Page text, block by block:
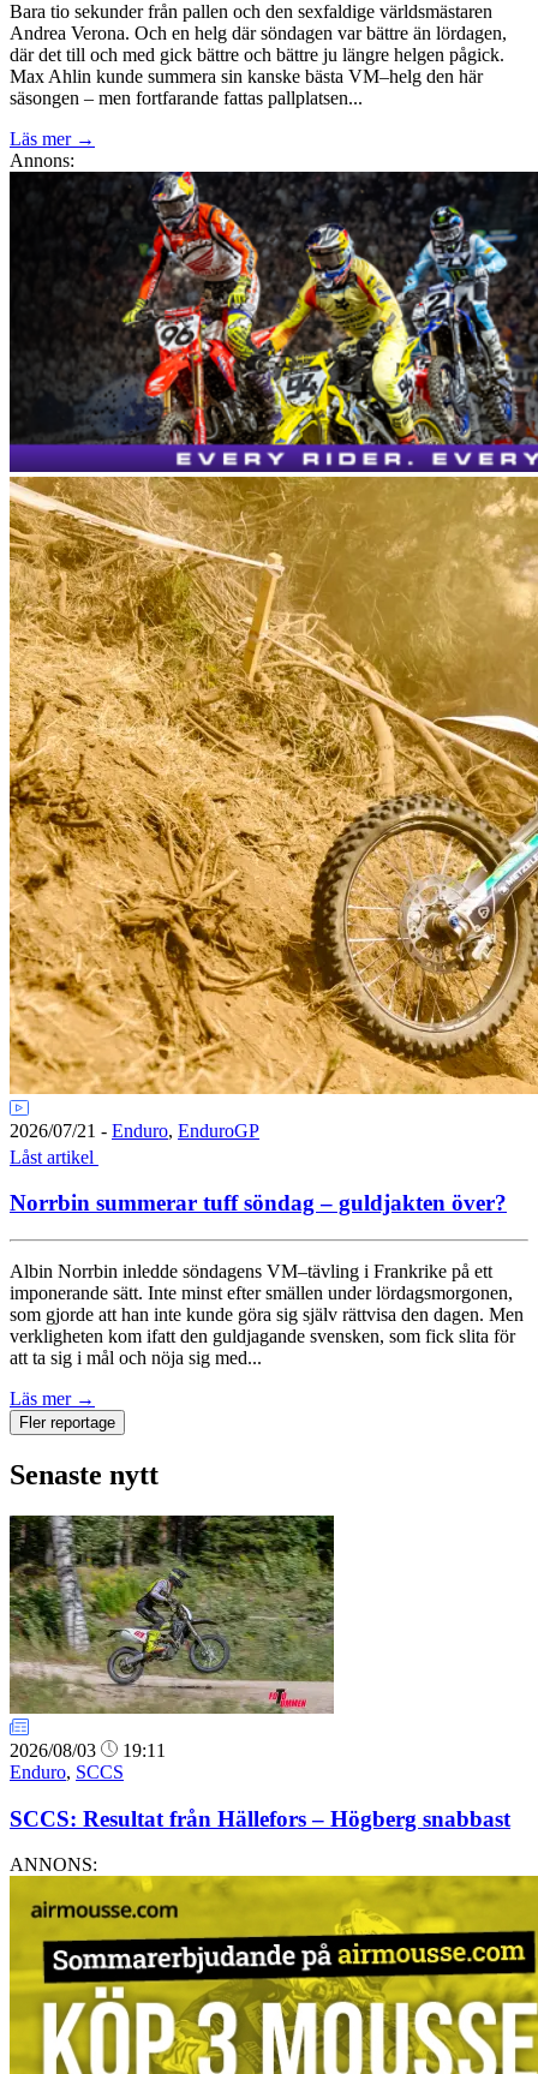
Bara tio sekunder från pallen och den sexfaldige världsmästaren
Andrea Verona. Och en helg där söndagen var bättre än lördagen,
där det till och med gick bättre och bättre ju längre helgen pågick.
Max Ahlin kunde summera sin kanske bästa VM–helg den här
säsongen – men fortfarande fattas pallplatsen...
Läs mer →
Annons:
2026/07/21 - Enduro, EnduroGP
Låst artikel
Norrbin summerar tuff söndag – guldjakten över?
Albin Norrbin inledde söndagens VM–tävling i Frankrike på ett
imponerande sätt. Inte minst efter smällen under lördagsmorgonen,
som gjorde att han inte kunde göra sig själv rättvisa den dagen. Men
verkligheten kom ifatt den guldjagande svensken, som fick slita för
att ta sig i mål och nöja sig med...
Läs mer →
Fler reportage
Senaste nytt
2026/08/03
19:11
Enduro, SCCS
SCCS: Resultat från Hällefors – Högberg snabbast
ANNONS: